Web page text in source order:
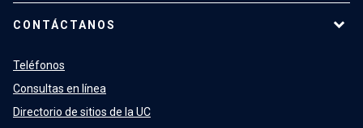
CONTÁCTANOS
Teléfonos
Consultas en línea
Directorio de sitios de la UC